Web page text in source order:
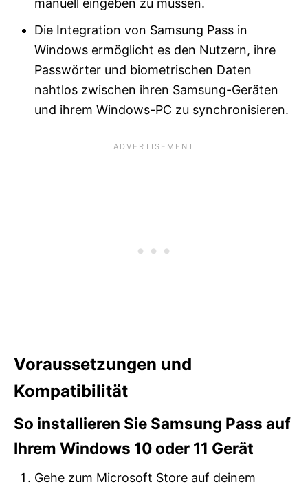
manuell eingeben zu müssen.
Die Integration von Samsung Pass in
Windows ermöglicht es den Nutzern, ihre
Passwörter und biometrischen Daten
nahtlos zwischen ihren Samsung-Geräten
und ihrem Windows-PC zu synchronisieren.
Voraussetzungen und
Kompatibilität
So installieren Sie Samsung Pass auf
Ihrem Windows 10 oder 11 Gerät
Gehe zum Microsoft Store auf deinem